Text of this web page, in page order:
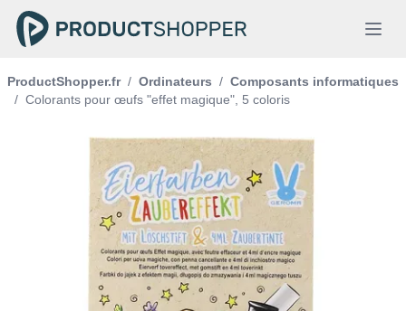
ProductShopper.fr / Ordinateurs / Composants informatiques
/ Colorants pour œufs "effet magique", 5 coloris